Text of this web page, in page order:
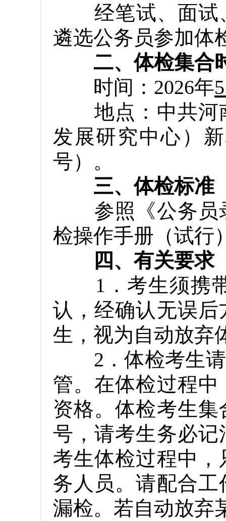
经笔试、面试、
遴选公务员参加体
二、体检集合
时间：2026年
地点：中共河南
发展研究中心）
号）。
三、体检标准
参照《公务员录
检操作手册（试行
四、有关要求
1．考生须携带
认，经确认无误
生，视为自动放弃
2．体检考生请
管。在体检过程
资格。体检考生
号，请考生务必
考生体检过程中
务人员。请配合
漏检。若自动放弃